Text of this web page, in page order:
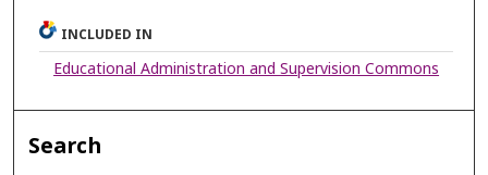
INCLUDED IN
Educational Administration and Supervision Commons
Search